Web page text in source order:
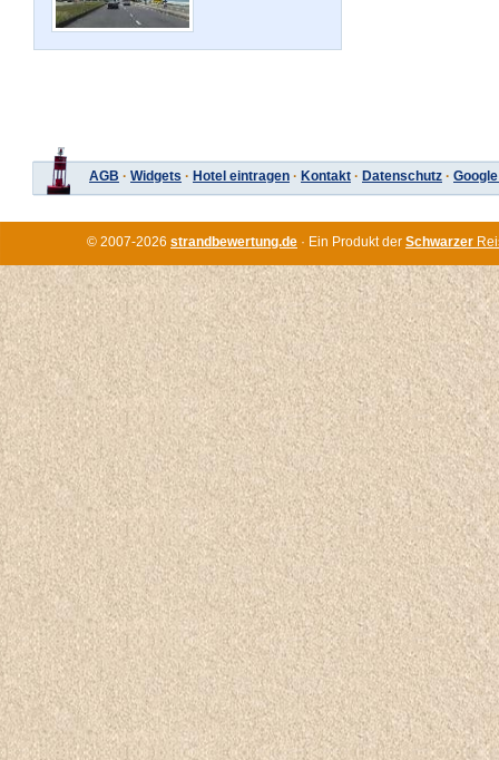
AGB · Widgets · Hotel eintragen · Kontakt · Datenschutz ·
© 2007-2026 strandbewertung.de · Ein Produkt der Schwarzer